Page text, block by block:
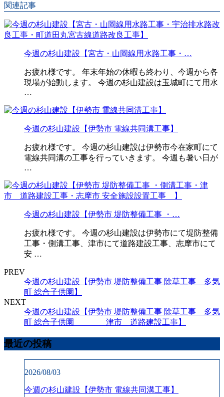
関連記事
今週の杉山建設【宮古・山岡線用水路工事・…
お疲れ様です。 年末年始の休暇も終わり、今週から各
現場が始動します。 今週の杉山建設は玉城町にて用水
…
今週の杉山建設【伊勢市 電線共同溝工事】
お疲れ様です。 今週の杉山建設は伊勢市今在家町にて
電線共同溝の工事を行っていきます。 今週も暑い日が
…
今週の杉山建設【伊勢市 堤防整備工事 ・…
お疲れ様です。 今週の杉山建設は伊勢市にて堤防整備
工事・側溝工事、津市にて道路建設工事、志摩市にて
安 …
PREV
今週の杉山建設【伊勢市 堤防整備工事 除草工事 多気
町 総合子供園】
NEXT
今週の杉山建設【伊勢市 堤防整備工事 除草工事 多気
町 総合子供園 津市 道路建設工事】
最近の投稿
2026/08/03
今週の杉山建設【伊勢市 電線共同溝工事】